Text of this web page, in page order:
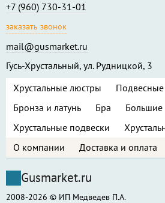
Хрустальные люстры Подвесные
Бронза и латунь
Бра
Большие
Хрустальные подвески
+7 (960) 730-31-01
заказать звонок
mail@gusmarket.ru
Гусь-Хрустальный, ул. Рудницкой, 3
О компании Доставка и оплата
Gusmarket.ru
2008-2026 © ИП Медведев П.А.